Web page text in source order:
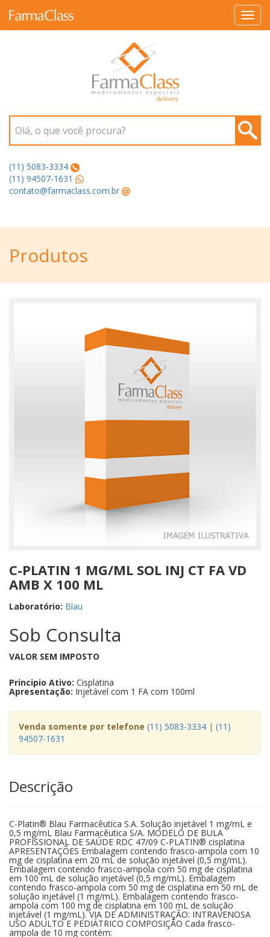
Olá, o que você procura?
(11) 5083-3334
(11) 94507-1631
contato@farmaclass.com.br
Produtos
C-PLATIN 1 MG/ML SOL INJ CT FA VD
AMB X 100 ML
Laboratório: Blau
Sob Consulta
VALOR SEM IMPOSTO
Principio Ativo: Cisplatina
Apresentação: Injetável com 1 FA com 100ml
Venda somente por telefone (11) 5083-3334 | (11)
94507-1631
Descrição
C-Platin® Blau Farmacêutica S.A. Solução injetável 1 mg/mL e 0,5 mg/mL Blau Farmacêutica S/A. MODELO DE BULA PROFISSIONAL DE SAÚDE RDC 47/09 C-PLATIN® cisplatina APRESENTAÇÕES Embalagem contendo frasco-ampola com 10 mg de cisplatina em 20 mL de solução injetável (0,5 mg/mL). Embalagem contendo frasco-ampola com 50 mg de cisplatina em 100 mL de solução injetável (0,5 mg/mL). Embalagem contendo frasco-ampola com 50 mg de cisplatina em 50 mL de solução injetável (1 mg/mL). Embalagem contendo frasco-ampola com 100 mg de cisplatina em 100 mL de solução injetável (1 mg/mL). VIA DE ADMINISTRAÇÃO: INTRAVENOSA USO ADULTO E PEDIÁTRICO COMPOSIÇÃO Cada frasco-ampola de 10 mg contém: cisplatina...................................................................................................................................................................................................10 mg veículo (cloreto de sódio, ácido clorídrico, hidróxido de sódio e água para injetáveis) q.s.p. ................................................................20 mL Cada frasco-ampola de 50 mg contém: cisplatina...................................................................................................................................................................................................50 mg veículo (cloreto de sódio, ácido clorídrico, hidróxido de sódio e água para injetáveis) q.s.p. ..............................................................100 mL Cada frasco-ampola de 50 mg contém: cisplatina...................................................................................................................................................................................................50 mg veículo (cloreto de sódio, ácido clorídrico, hidróxido de sódio e água para injetáveis) q.s.p. ................................................................50 mL Cada frasco-ampola de 100 mg contém: cisplatina.................................................................................................................................................................................................100 mg veículo (cloreto de sódio, ácido clorídrico, hidróxido de sódio e água para injetáveis) q.s.p. ..............................................................100 mL I) INFORMAÇÕES TÉCNICAS AOS PROFISSIONAIS DE SAÚDE 1. INDICAÇÕES Tumores Metastáticos de Testículo A cisplatina está indicada na poliquimioterapia estabelecida com outros agentes aprovados, em pacientes portadores de tumores metastáticos de testículo que já se submeteram ao tratamento cirúrgico e/ou radioterápico apropriados. Tumores Metastáticos de Ovário A cisplatina está indicada em combinações terapêuticas estabelecidas com outros agentes quimioterapêuticos aprovados, em pacientes portadoras de tumores metastáticos de ovário, já submetidas a procedimentos cirúrgicos e/ou radioterapêutico apropriados. A cisplatina como agente isolado é indicada como terapia secundária em pacientes portadores de tumores ovarianos metastáticos refratários à quimioterapia padrão, que não tenham sido previamente tratados com cisplatina. Câncer Avançado de Bexiga A cisplatina está indicada como agente único em pacientes portadores de câncer de células de transição da bexiga não mais sensível a tratamentos locais, tais como cirurgia e/ou radioterapia. Carcinomas Espino-celulares de Cabeça e Pescoço A cisplatina está indicada em combinação quimioterapêutica com outros agentes aprovados, em pacientes portadores de carcinomas espino-celulares de cabeça e pescoço, como um adjunto aos procedimentos cirúrgico e/ou radioterapêutico apropriados. 2. RESULTADOS DE EFICÁCIA Tumores metastáticos do testículo: Popadiuk et al. (2006) analisaram um estudo multicêntrico realizado desde 1998 envolvendo 31 meninos de um mês a 18 anos de idade (média de 14 anos) com tumores testiculares malignos. Quatro desses pacientes foram excluídos da análise, uma vez que três já haviam sido tratados e um morreu no segundo dia de hospitalização. Vinte e sete meninos foram submetidos à cirurgia (orquiectomia), nas quais 26 foram primárias (81% completas) e três secundárias (100% completas). Do total dos pacientes 33% não receberam quimioterapia após a cirurgia, em 41% foi administrado o protocolo de tratamento vimblastina, bleomicina e cisplatina e em 26% o protocolo de tratamento etoposídeo, ifosfamida e cisplatina. Dois pacientes também receberam o protocolo adriamicina, bleomicina e carboplatina. Dentre as 26 crianças com tumores de células germinativas, 25 (96%) permaneceram vivas e 23 (88%) apresentaram primeira remissão após o término do tratamento. Uma criança faleceu devido à metástase do sistema nervoso central. Duas crianças tiveram reincidência local tratadas com quimioterapia ou cirurgia com bons resultados. A média de acompanhamento foi de 45 meses. A eficácia e toxicidade de terapia utilizando etoposídeo e cisplatina em pacientes com tumores metastáticos de células germinativas foram investigadas por Shintaku et al. (2002). O estudo envolveu 18 pacientes com tumores metastáticos de células germinativas (seis seminomas e 12 não seminomas, estágio II 8, estágio IIIA 2, estágio IIIB 6, estágio IIIC 2) tratados com três a cinco ciclos de indução com regime etoposideo e cisplatina. Foram administrados 100 mg/m2 de etoposídeo e 20 mg/m2 de cisplatina nos dias 1 a 5 e repetido a partir do dia 21. Depois da obtenção de níveis normais dos marcadores tumorais, foram realizados um ou dois ciclos adicionais de etoposídeo e cisplatina. Ao final do tratamento, quatro dos 18 pacientes (22%) alcançaram remissão completa e 14 pacientes (78%), remissão parcial. Destes últimos, sete foram tratados com excisão dos tumores residuais e alcançaram remissão Blau Farmacêutica S/A. completa; outros quatro pacientes que alcançaram remissão parcial seguiram sem excisão cirúrgica e não demonstraram evidências de progressão da doença; e outros três pacientes que receberam quimioterapia de resgate, com ou sem cirurgia adjuvante, resultaram em remissão completa de dois pacientes e remissão parcial de um paciente. Ao final do estudo, 13 pacientes (72%) que alcançaram remissão completa permaneceram vivos e livres da doença, e cinco pacientes (28%) apresentaram remissão parcial e permaneceram vivos com marcadores tumorais negativos sem evidência de recidiva. Loehrer et al. (1998) estudaram a efetividade da combinação de vimblastina, ifosfamida e cisplatina em tratamento de segunda linha de pacientes com tumores de células germinativas. Foram avaliados 135 pacientes com doença progressiva após terapia baseada na combinação cisplatina e etoposídeo. Dos pacientes avaliados 67 (49,6%) apresentaramse livres da doença após o tratamento. Foi concluído que esse esquema é capaz de produzir respostas duráveis nesses pacientes. González et al. (1995) analisaram um estudo clínico para avaliar a eficácia de fármacos quimioterápicos para as neoplasias de células germinativas. O protocolo utilizou cisplatina, bleomicina, vincristina e etoposídeo em doses semanais por seis ciclos. Foi estabelecida uma eficácia de 71% após quimioterapia, com 86% de respostas completas, 14% de respostas parciais e uma média de recaídas de 28%. Foi observada uma tolerância adequada com toxicidade mínima, estatisticamente significativa, apenas para leucócitos e eritrócitos, pois esse protocolo demonstrou ser menos tóxico e mais seguro que outros esquemas, requerendo menor hospitalização (média de dois dias por ciclo), com redução de custos. Em uma análise retrospectiva de 229 pacientes com tumores disseminados de células germinativas recebendo o regime de cisplatina, vimblastina e bleomicina com ou sem doxorrubicina, Roth et al. (1988) observaram resposta completa em 175 pacientes (76,4%) que utilizaram apenas quimioterapia ou que foram submetidos à cirurgia adjuvante. Em uma média de 102,3 meses de acompanhamento (73 a 144 meses), 147 pacientes (64,2%) permaneceram vivos, e 146 ficaram livres da doença. A probabilidade estimada de sobrevida em 12 anos foi de 65% e a probabilidade estimada de sobrevida livre de recidiva, para os pacientes que obtiveram respostas completas, foi de 83,5%. Williams et al. (1987) observaram em um estudo com 244 homens com tumor disseminado de células germinativas avançado que o regime cisplatina, etoposídeo e bleomicina foi mais eficaz que o regime cisplatina, vimblastina e bleomicina, além de apresentar menos toxicidade neuromuscular. O esquema utilizado consistiu de cisplatina 20 mg/m2 por cinco dias, bleomicina 30 unidades nos dias 2, 9 e 16 e vimblastina 0,15 mg/kg nos dias 1 e 2 ou etoposídeo 100 mg/m2 nos dias 1 a 5. Todos os pacientes receberam quatro ciclos em intervalos de três semanas. Verificou-se que 74% dos pacientes que receberam o regime cisplatina, vimblastina e bleomicina e 83% que receberam o regime cisplatina, etoposideo e bleomicina permaneceram livres da doença, com ou sem cirurgia subsequente. Protocolos com doses reduzidas de vimblastina (0,2 a 0,4 mg/kg/dose) associada à cisplatina com bleomicina promoveram bons índices de respostas (remissões completas de 71% a 97%) e com baixa toxicidade, segundo observações de Pizzocaro et al. (1986) e Stoter et al. (1986). Pizzocaro et al. (1985) verificaram em um estudo clínico utilizando o esquema cisplatina, etoposídeo e bleomicina, com ou sem cirurgia, remissão completa em 37 dos 40 pacientes (92,5%) com tumores testiculares de células germinativas. Os pacientes receberam cisplatina 20 mg/m2 nos dias 1 a 5, etoposídeo 100 mg/m2 nos dias 1 a 5 e bleomicina 18 mg/m2 nos dias 2, 9 e 16, sendo que os ciclos foram repetidos em intervalos de quatro semanas e nenhum dos pacientes recebeu quimioterapia ou radioterapia anteriormente. O regime cisplatina, etoposídeo e bleomicina produziu remissão completa em 25 dos 40 pacientes (62,5%). A cirurgia produziu resposta completa em outros 12 pacientes (30%), atingindo um índice de resposta completa global de 92,5%. Tumores metastáticos do ovár